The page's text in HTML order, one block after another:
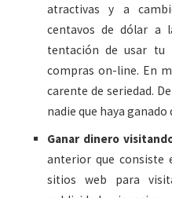
atractivas y a
centavos de dólar a
tentación de usar tu
compras on-line. En
carente de seriedad.
nadie que haya
Ganar dinero
anterior que consiste
sitios web para